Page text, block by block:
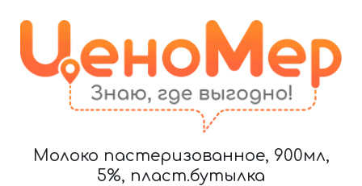
Молоко пастеризованное, 900мл,
5%, пласт.бутылка